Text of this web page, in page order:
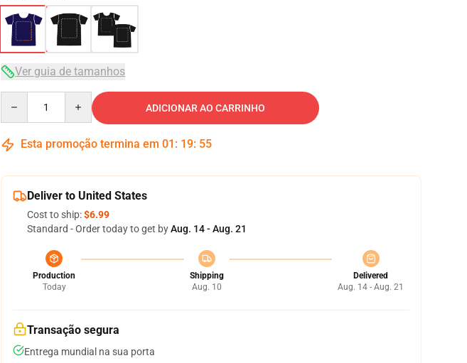
Ver guia de tamanhos
ADICIONAR AO CARRINHO
Esta promoção termina em 01 : 19: 54
Deliver to United States
Cost to ship:$6.99
Standard - Order today to get byAug. 14 - Aug. 21
Production
Today
Shipping
Aug. 10
Delivered
Aug. 14 - Aug. 21
Transação segura
Entrega mundial na sua porta